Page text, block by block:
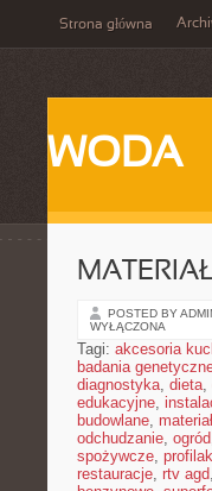
Strona główna
WODA
POSTED BY
WYŁĄCZONA
Tagi: akcesoria
badania
diagnostyka, dieta,
edukacyjne,
budowlane,
odchudzanie, ogród
spożywcze,
restauracje, rtv agd,